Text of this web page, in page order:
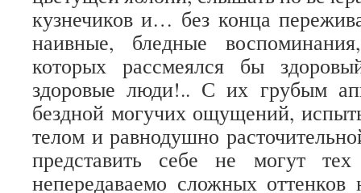
кузнечиков и… без конца
наивные, бледные
которых рассмеялся бы
здоровые люди!.. С их грубым
бездной могучих ощущений,
телом и равнодушно
представить себе не могут
непередаваемо сложных оттенков